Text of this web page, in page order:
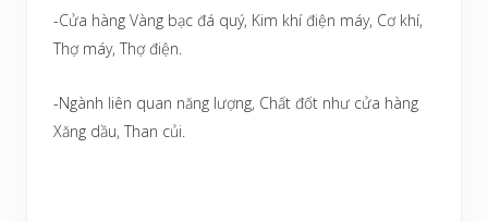
-Cửa hàng Vàng bạc đá quý, Kim khí điện máy, Cơ khí,
Thợ máy, Thợ điện.
-Ngành liên quan năng lượng, Chất đốt như cửa hàng
Xăng dầu, Than củi.